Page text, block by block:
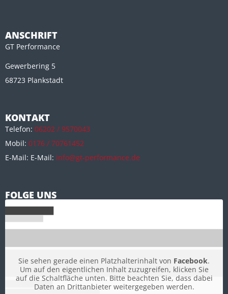
ANSCHRIFT
GT Performance
Gewerbering 5
68723 Plankstadt
KONTAKT
Telefon: 06202 / 9570043
Mobil: 0176 / 70761452
E-Mail: E-Mail: info@gt-performance.de
FOLGE UNS
Sie sehen gerade einen Platzhalterinhalt von Facebook.
Um auf den eigentlichen Inhalt zuzugreifen, klicken Sie
auf die Schaltfläche unten. Bitte beachten Sie, dass dabei
Daten an Drittanbieter weitergegeben werden.